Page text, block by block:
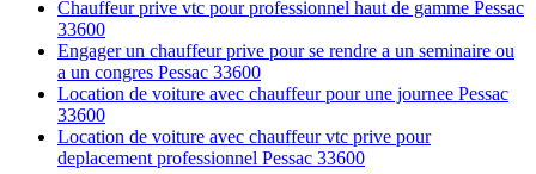
Chauffeur prive vtc pour professionnel haut de gamme Pessac
33600
Engager un chauffeur prive pour se rendre a un seminaire ou
a un congres Pessac 33600
Location de voiture avec chauffeur pour une journee Pessac
33600
Location de voiture avec chauffeur vtc prive pour
deplacement professionnel Pessac 33600